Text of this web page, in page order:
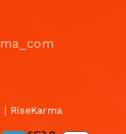
RiseKarma